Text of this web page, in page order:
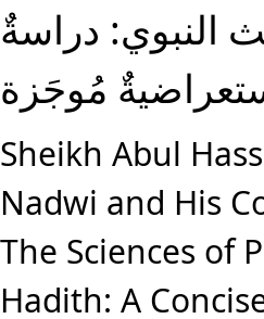
النبوي: دراسةٌ
مُوجَزة
Sheikh Abul
Nadwi and His
The Sciences of
Hadith: A